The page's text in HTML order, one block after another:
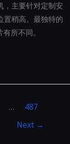
，主要针对定制安
置稍高。最独特的
所不同。
…
487
Next →